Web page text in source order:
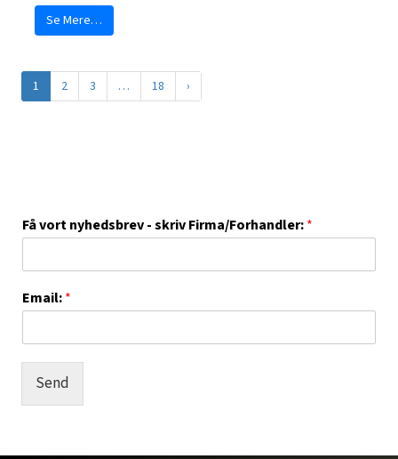
Se Mere…
1 2 3 … 18 ›
Få vort nyhedsbrev - skriv Firma/Forhandler:*
Email:*
Send